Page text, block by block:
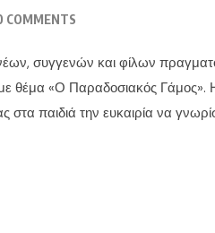
COMMENTS
συγγενών και φίλων
με θέμα «Ο Παραδοσιακός
παιδιά την ευκαιρία να